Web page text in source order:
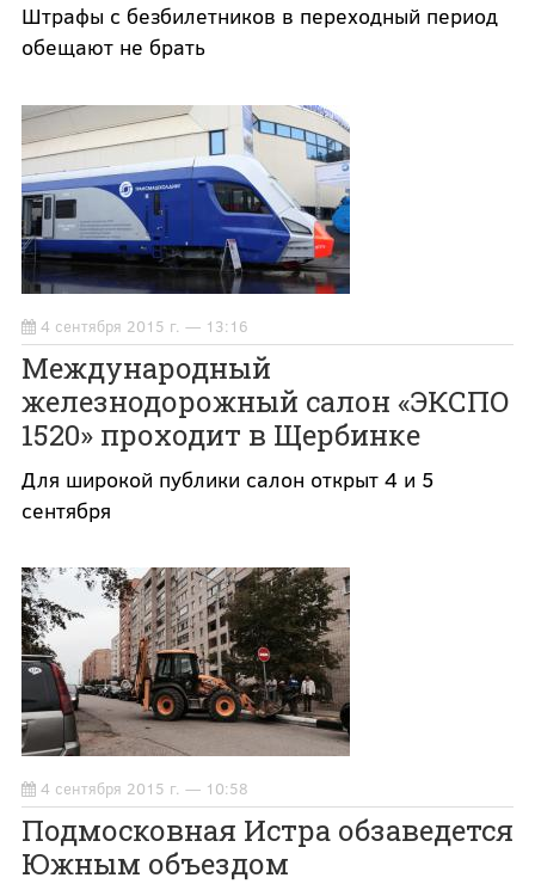
Штрафы с безбилетников в переходный период
обещают не брать
4 сентября 2015 г. — 13:16
Международный
железнодорожный салон «ЭКСПО
1520» проходит в Щербинке
Для широкой публики салон открыт 4 и 5
сентября
4 сентября 2015 г. — 10:58
Подмосковная Истра обзаведется
Южным объездом